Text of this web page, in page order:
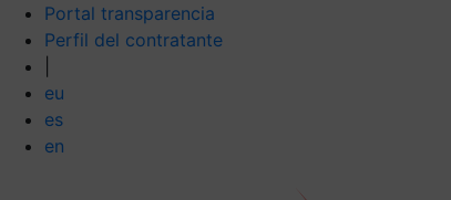
Portal transparencia
Perfil del contratante
eu
es
en